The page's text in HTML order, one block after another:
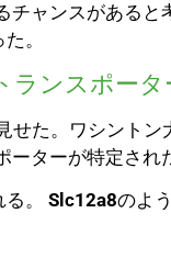
チャンスがある
。
ランスポータ
せた。ワシント
ターが特定され
る。Slc12a8のよ